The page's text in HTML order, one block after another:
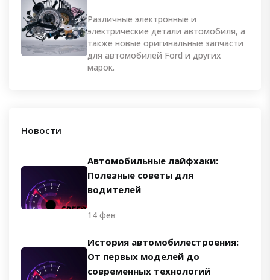
Различные электронные и
электрические детали автомобиля, а
также новые оригинальные запчасти
для автомобилей Ford и других
марок.
Новости
Автомобильные лайфхаки:
Полезные советы для
водителей
14 фев
История автомобилестроения:
От первых моделей до
современных технологий